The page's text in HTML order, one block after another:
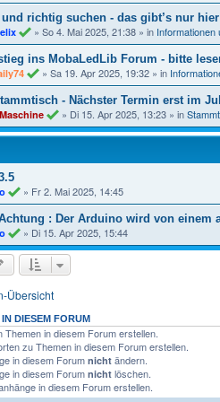
und richtig suchen - das gibt’s nur hier
» So 4. Mai 2025, 21:38 » in Informationen
ins MobaLedLib Forum - bitte
» Sa 19. Apr 2025, 19:32 » in
- Nächster Termin erst im
» Di 15. Apr 2025, 13:23 » in
» Fr 2. Mai 2025, 14:45
: Der Arduino wird von einem
» Di 15. Apr 2025, 15:44
Übersicht
DIESEM FORUM
Themen in diesem Forum erstellen.
zu Themen in diesem Forum erstellen.
in diesem Forumnicht ändern.
in diesem Forumnicht löschen.
in diesem Forum erstellen.